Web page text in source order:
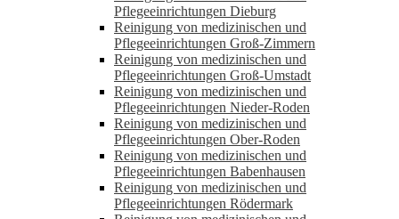
Pflegeeinrichtungen Dieburg
Reinigung von medizinischen und
Pflegeeinrichtungen Groß-Zimmern
Reinigung von medizinischen und
Pflegeeinrichtungen Groß-Umstadt
Reinigung von medizinischen und
Pflegeeinrichtungen Nieder-Roden
Reinigung von medizinischen und
Pflegeeinrichtungen Ober-Roden
Reinigung von medizinischen und
Pflegeeinrichtungen Babenhausen
Reinigung von medizinischen und
Pflegeeinrichtungen Rödermark